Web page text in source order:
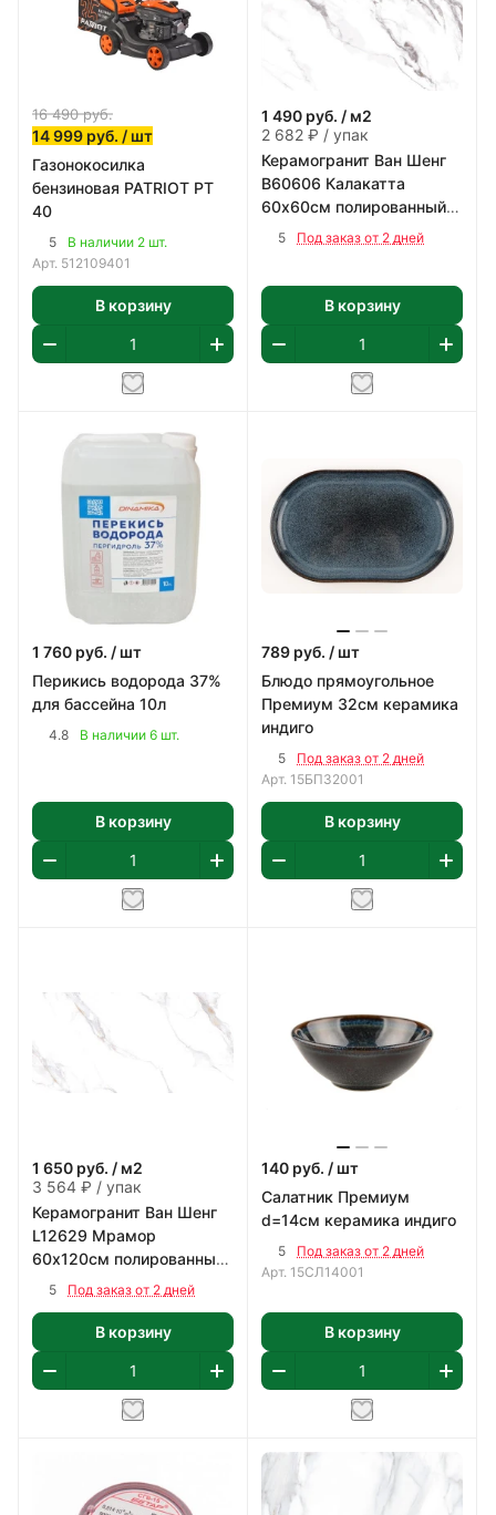
16 490руб.
14 999 руб. / шт
Газонокосилка
бензиновая PATRIOT PT
40
5
В наличии 2 шт.
Арт. 512109401
В корзину
1 490 руб. / м2
2 682 ₽ / упак
Керамогранит Ван Шенг
В60606 Калакатта
60х60см полированный
цвет бело-серый 1,8 м2/
5 Под заказ от 2 дней
В корзину
1 760 руб. / шт
Перикись водорода 37%
для бассейна 10л
4.8 В наличии 6 шт.
В корзину
789 руб. / шт
Блюдо прямоугольное
Премиум 32см керамика
индиго
5
Под заказ от 2 дней
Арт. 15БП32001
В корзину
1 650 руб. / м2
3 564 ₽ / упак
Керамогранит Ван Шенг
L12629 Мрамор
60х120см полированный
цвет белый с коричнево-
5 Под заказ от 2 дней
В корзину
140 руб. / шт
Салатник Премиум
d=14см керамика индиго
5
Под заказ от 2 дней
Арт. 15СЛ14001
В корзину